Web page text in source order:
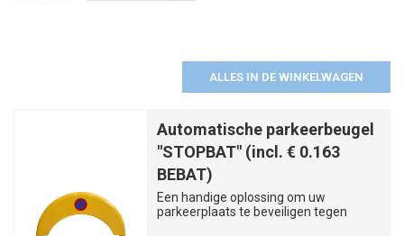
ALLES IN DE WINKELWAGEN
Automatische parkeerbeugel
"STOPBAT" (incl. € 0.163
BEBAT)
Een handige oplossing om uw
parkeerplaats te beveiligen tegen